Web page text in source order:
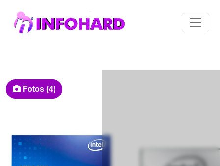
Fotos (4)